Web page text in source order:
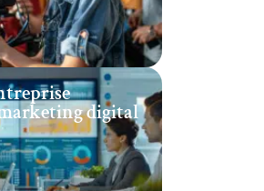
digital